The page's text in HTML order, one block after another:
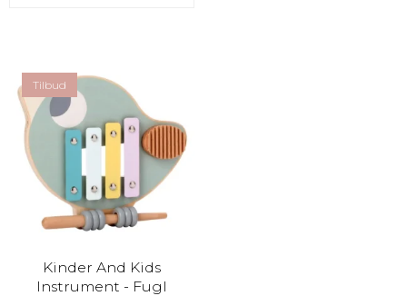
Tilbud
Kinder And Kids
Instrument - Fugl